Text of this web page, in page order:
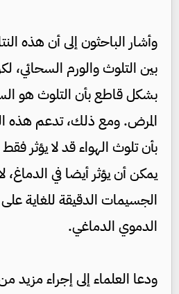
وأشار الباحثون إلى أن هذه
بين التلوث والورم السحائي،
بشكل قاطع بأن التلوث هو
المرض. ومع ذلك، تدعم هذه
بأن تلوث الهواء قد لا يؤثر
يمكن أن يؤثر أيضا في
الجسيمات الدقيقة للغاية
الدموي الدماغي.
ودعا العلماء إلى إجراء مزيد